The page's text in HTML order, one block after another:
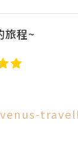
旅程~